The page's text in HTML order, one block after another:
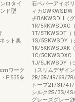
ロタイ
ド型
ット奥
ワーク
P.535を
石ペパーアイボ
ィカ
チBAKWSDH（
1R/5RKWSDXC
1T/5TKWSDT（
1S/5SKWSDY（
1K/5KKWSDXK
1C/5CKWSDXC
1J/5JKWSDY（
（スリムデザイ
2R/3R/4R/6R/
トープ2T/3T/
シルク2S/3S/
グレーズグレー